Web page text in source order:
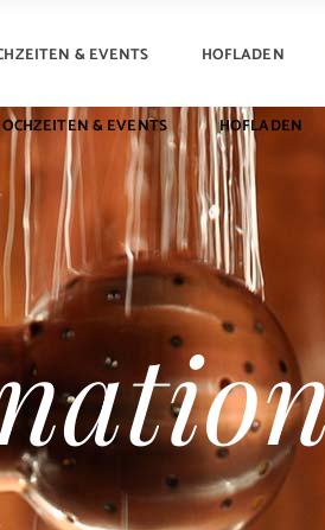
& EVENTS HOFLADEN
& EVENTS HOFLADEN